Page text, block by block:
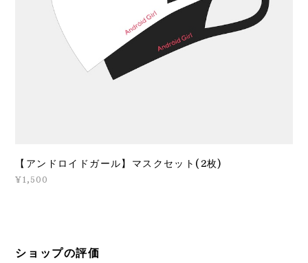
【アンドロイドガール】マスクセット(2枚)
¥1,500
ショップの評価